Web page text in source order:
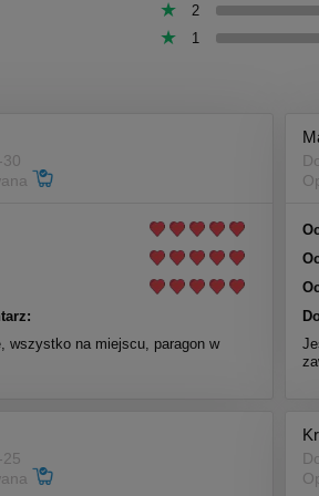
2
1
wszystko na miejscu, paragon w